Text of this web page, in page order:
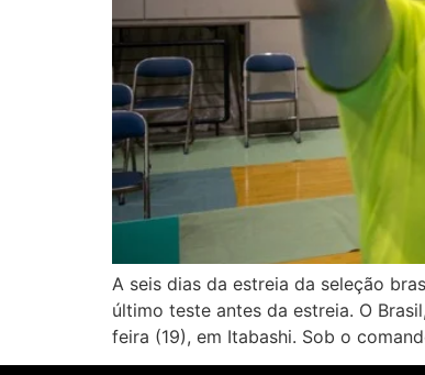
A seis dias da estreia da seleção
último teste antes da estreia. O
feira (19), em Itabashi. Sob o